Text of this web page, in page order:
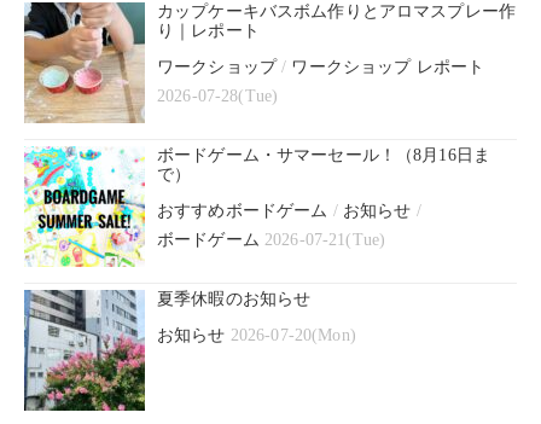
カップケーキバスボム作りとアロマスプレー作
り｜レポート
ワークショップ/ ワークショップ レポート
2026-07-28(Tue)
ボードゲーム・サマーセール！（8月16日ま
で）
おすすめボードゲーム / お知らせ /
ボードゲーム 2026-07-21(Tue)
夏季休暇のお知らせ
お知らせ 2026-07-20(Mon)